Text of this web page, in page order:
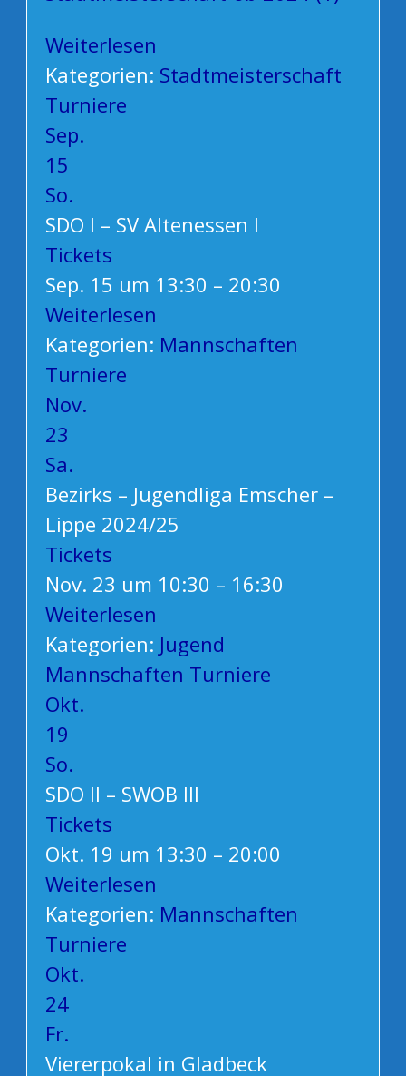
Weiterlesen
Kategorien: Stadtmeisterschaft
Turniere
Sep.
15
So.
SDO I – SV Altenessen I
Tickets
Sep. 15 um 13:30 – 20:30
Weiterlesen
Kategorien: Mannschaften
Turniere
Nov.
23
Sa.
Bezirks – Jugendliga Emscher –
Lippe 2024/25
Tickets
Nov. 23 um 10:30 – 16:30
Weiterlesen
Kategorien: Jugend
Mannschaften Turniere
Okt.
19
So.
SDO II – SWOB III
Tickets
Okt. 19 um 13:30 – 20:00
Weiterlesen
Kategorien: Mannschaften
Turniere
Okt.
24
Fr.
Viererpokal in Gladbeck